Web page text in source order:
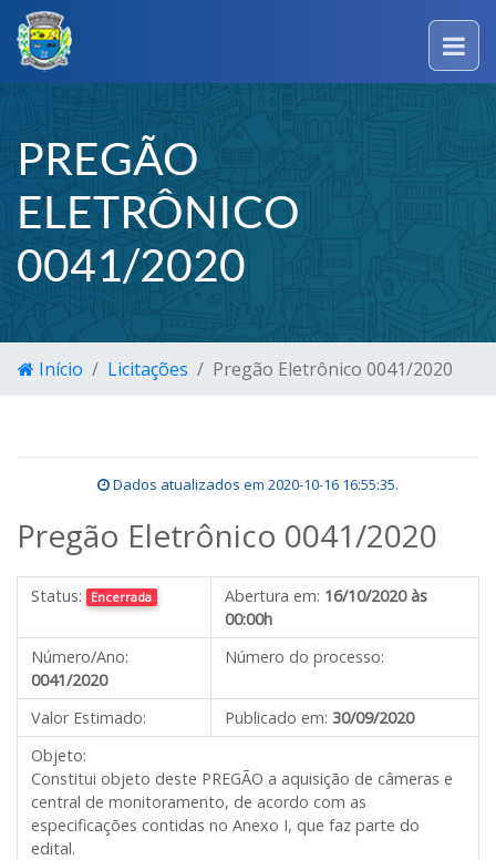
PREGÃO
ELETRÔNICO
0041/2020
Início Licitações Pregão Eletrônico 0041/2020
Dados atualizados em 2020-10-16 16:55:35.
Pregão Eletrônico 0041/2020
Status: Encerrada Abertura em: 16/10/2020 às
00:00h
Número/Ano:
0041/2020
Número do processo:
Valor Estimado: Publicado em: 30/09/2020
Objeto:
Constitui objeto deste PREGÃO a aquisição de câmeras e
central de monitoramento, de acordo com as
especificações contidas no Anexo I, que faz parte do
edital.